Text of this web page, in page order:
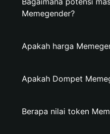
Memegender?
Apakah harga
Apakah Dompet
Berapa nilai token